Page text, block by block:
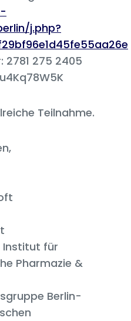
j.php?
275 2405
Teilnahme.
Institut für
Pharmazie &
Berlin-